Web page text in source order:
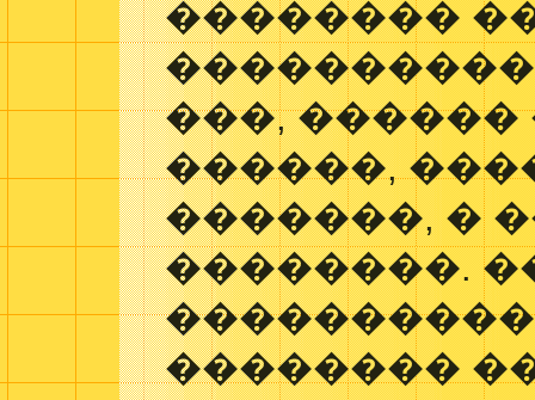
��������
���, ������
������,
�������, �
��������.
��������